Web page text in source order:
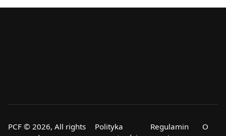
PCF © 2026, All rights
Polityka
Regulamin
O